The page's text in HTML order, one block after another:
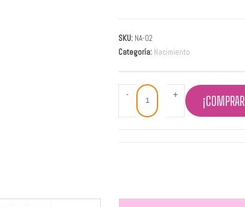
SKU: NA-02
Categoría: Nacimiento
- +